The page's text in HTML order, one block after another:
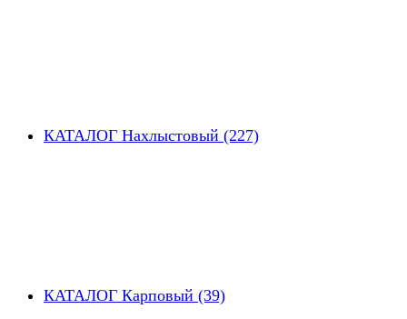
КАТАЛОГ Нахлыстовый (227)
КАТАЛОГ Карповый (39)